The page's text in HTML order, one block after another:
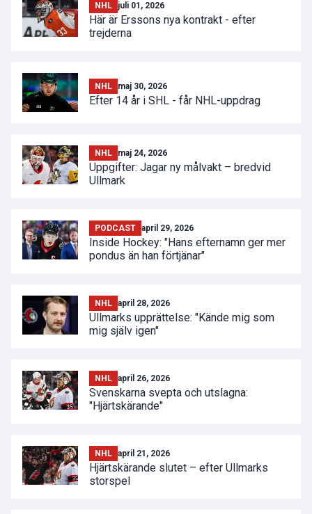
NHL juli 01, 2026
Här är Erssons nya kontrakt - efter
trejderna
NHL maj 30, 2026
Efter 14 år i SHL - får NHL-uppdrag
NHL maj 24, 2026
Uppgifter: Jagar ny målvakt – bredvid
Ullmark
PODCAST april 29, 2026
Inside Hockey: "Hans efternamn ger mer
pondus än han förtjänar"
NHL april 28, 2026
Ullmarks upprättelse: "Kände mig som
mig själv igen"
NHL april 26, 2026
Svenskarna svepta och utslagna:
"Hjärtskärande"
NHL april 21, 2026
Hjärtskärande slutet – efter Ullmarks
storspel